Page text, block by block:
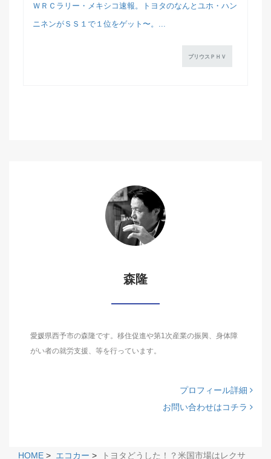
ＷＲＣラリー・メキシコ速報。トヨタのなんとユホ・ハン
ニネンがＳＳ１で１位をゲット〜。...
プリウスＰＨＶ
森隆
愛媛県西予市の森隆です。移住促進や第1次産業の振興、身体障
がい者の就労支援、等を行っています。
プロフィール詳細
お問い合わせはコチラ
HOME > エコカー >
トヨタどうした！？米国市場はレクサ